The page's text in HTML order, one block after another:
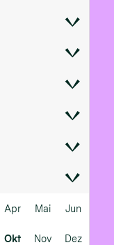
Apr Mai Jun
Okt Nov Dez